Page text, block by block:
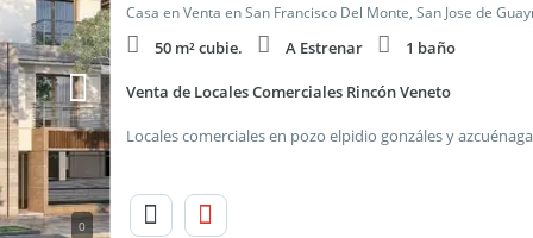
0
Casa en Venta en San Francisco Del Monte, San Jose de
50 m² cubie. A Estrenar 1 baño
Venta de Locales Comerciales Rincón Veneto